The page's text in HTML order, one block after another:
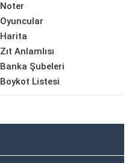
Noter
Oyuncular
Harita
Zıt Anlamlısı
Banka Şubeleri
Boykot Listesi